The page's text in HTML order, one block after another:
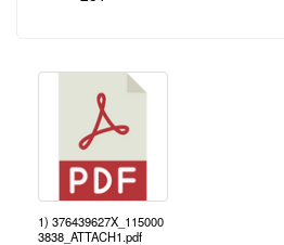
1) 376439627X_115000
3838_ATTACH1.pdf